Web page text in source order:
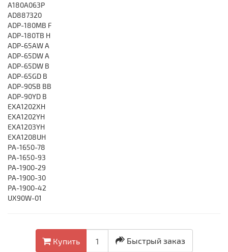
A180A063P
AD887320
ADP-180MB F
ADP-180TB H
ADP-65AW A
ADP-65DW A
ADP-65DW B
ADP-65GD B
ADP-90SB BB
ADP-90YD B
EXA1202XH
EXA1202YH
EXA1203YH
EXA1208UH
PA-1650-78
PA-1650-93
PA-1900-29
PA-1900-30
PA-1900-42
UX90W-01
Купить Быстрый заказ